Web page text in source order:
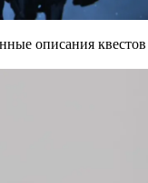
описания квестов